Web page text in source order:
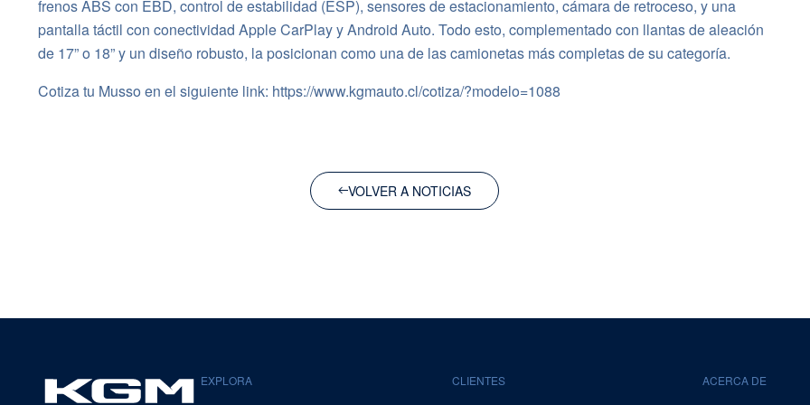
frenos ABS con EBD, control de estabilidad (ESP), sensores de estacionamiento, cámara de retroceso, y una
pantalla táctil con conectividad Apple CarPlay y Android Auto. Todo esto, complementado con llantas de aleación
de 17” o 18” y un diseño robusto, la posicionan como una de las camionetas más completas de su categoría.
Cotiza tu Musso en el siguiente link: https://www.kgmauto.cl/cotiza/?modelo=1088
VOLVER A NOTICIAS
EXPLORA CLIENTES ACERCA DE